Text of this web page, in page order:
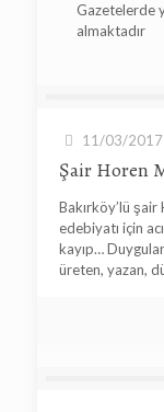
Gazetelerde
almaktadır
11/03/2017
Şair Horen
Bakırköy’lü
edebiyatı için
kayıp…
üreten, yazan,